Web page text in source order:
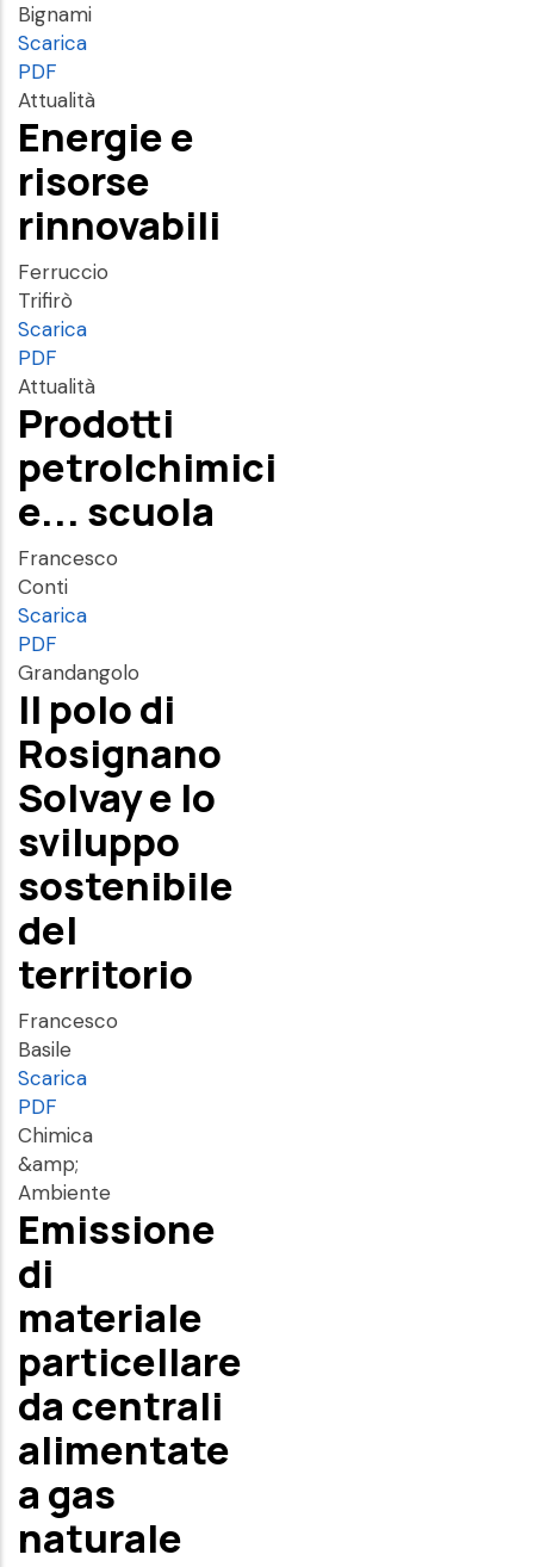
Bignami
Scarica
PDF
Attualità
Energie e
risorse
rinnovabili
Ferruccio
Trifirò
Scarica
PDF
Attualità
Prodotti
petrolchimici
e... scuola
Francesco
Conti
Scarica
PDF
Grandangolo
Il polo di
Rosignano
Solvay e lo
sviluppo
sostenibile
del
territorio
Francesco
Basile
Scarica
PDF
Chimica
&amp;
Ambiente
Emissione
di
materiale
particellare
da centrali
alimentate
a gas
naturale